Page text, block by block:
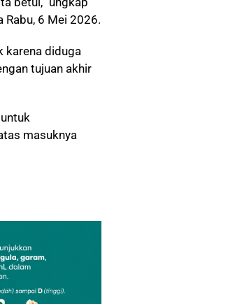
Rabu, 6 Mei 2026.
karena diduga
tujuan akhir
masuknya